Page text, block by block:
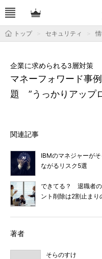
トップ セキュリティ
マネーフォワード事
題 ”うっかりアップ
企業に求められる3層対策
関連記事
IBMのマネジャーが
ながるリスク5選
できてる？ 退職者
ント削除は2割止まり
著者
そらのすけ